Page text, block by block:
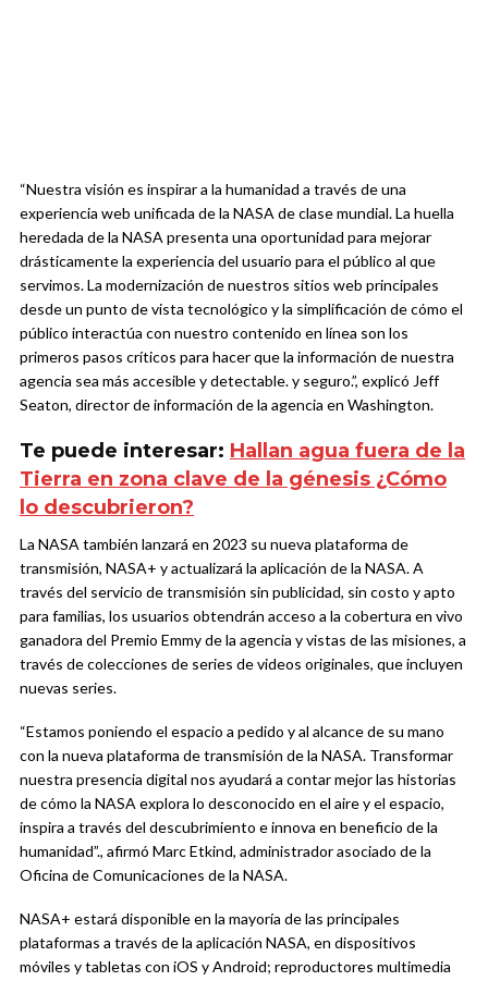
“Nuestra visión es inspirar a la humanidad a través de una
experiencia web unificada de la NASA de clase mundial. La huella
heredada de la NASA presenta una oportunidad para mejorar
drásticamente la experiencia del usuario para el público al que
servimos. La modernización de nuestros sitios web principales
desde un punto de vista tecnológico y la simplificación de cómo el
público interactúa con nuestro contenido en línea son los
primeros pasos críticos para hacer que la información de nuestra
agencia sea más accesible y detectable. y seguro.”, explicó Jeff
Seaton, director de información de la agencia en Washington.
Te puede interesar: Hallan agua fuera de la
Tierra en zona clave de la génesis ¿Cómo
lo descubrieron?
La NASA también lanzará en 2023 su nueva plataforma de
transmisión, NASA+ y actualizará la aplicación de la NASA. A
través del servicio de transmisión sin publicidad, sin costo y apto
para familias, los usuarios obtendrán acceso a la cobertura en vivo
ganadora del Premio Emmy de la agencia y vistas de las misiones, a
través de colecciones de series de videos originales, que incluyen
nuevas series.
“Estamos poniendo el espacio a pedido y al alcance de su mano
con la nueva plataforma de transmisión de la NASA. Transformar
nuestra presencia digital nos ayudará a contar mejor las historias
de cómo la NASA explora lo desconocido en el aire y el espacio,
inspira a través del descubrimiento e innova en beneficio de la
humanidad”., afirmó Marc Etkind, administrador asociado de la
Oficina de Comunicaciones de la NASA.
NASA+ estará disponible en la mayoría de las principales
plataformas a través de la aplicación NASA, en dispositivos
móviles y tabletas con iOS y Android; reproductores multimedia